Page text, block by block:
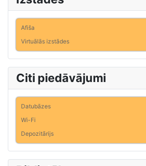
Afiša
Virtuālās izstādes
Citi piedāvājumi
Datubāzes
Wi-Fi
Depozitārijs